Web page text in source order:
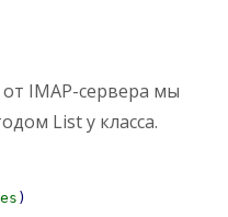
IMAP-сервера мы
List у класса.
)